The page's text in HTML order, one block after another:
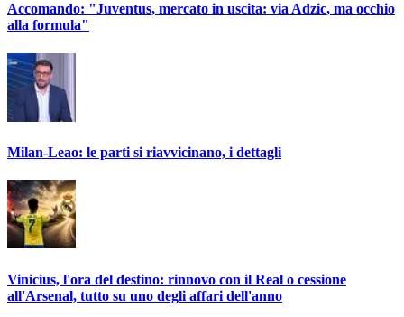
Accomando: "Juventus, mercato in uscita: via Adzic, ma occhio
alla formula"
Milan-Leao: le parti si riavvicinano, i dettagli
Vinicius, l'ora del destino: rinnovo con il Real o cessione
all'Arsenal, tutto su uno degli affari dell'anno